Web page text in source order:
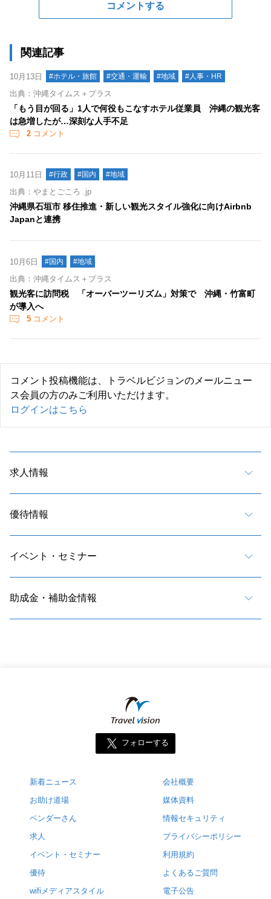
コメントする
関連記事
10月13日 #ホテル・旅館 #交通・運輸 #地域 #人事・HR
出典：沖縄タイムス＋プラス
「もう目が回る」1人で何役もこなすホテル従業員 沖縄の観光客
は急増したが…深刻な人手不足
2 コメント
10月11日 #行政 #国内 #地域
出典：やまとごころ .jp
沖縄県石垣市 移住推進・新しい観光スタイル強化に向けAirbnb
Japanと連携
10月6日 #国内 #地域
出典：沖縄タイムス＋プラス
観光客に訪問税 「オーバーツーリズム」対策で 沖縄・竹富町
が導入へ
5 コメント
コメント投稿機能は、トラベルビジョンのメールニュー
ス会員の方のみご利用いただけます。
ログインはこちら
求人情報
優待情報
イベント・セミナー
助成金・補助金情報
フォローする
新着ニュース
お助け道場
ベンダーさん
求人
イベント・セミナー
優待
wifiメディアスタイル
会社概要
媒体資料
情報セキュリティ
プライバシーポリシー
利用規約
よくあるご質問
電子公告